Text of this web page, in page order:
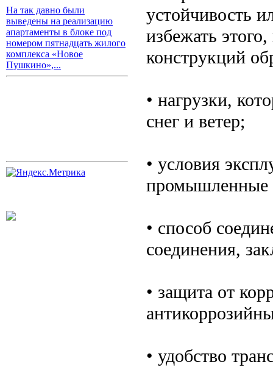
На так давно были
выведены на реализацию
апартаменты в блоке под
номером пятнадцать жилого
комплекса «Новое
Пушкино»,...
устойчивость
избежать
конструкций
• нагрузки,
снег и ветер;
• условия
промышленные
• способ
соединения,
• защита от
• удобство